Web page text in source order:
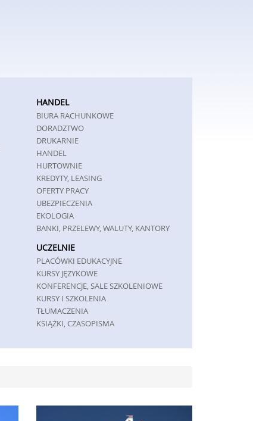
HANDEL
BIURA RACHUNKOWE
DORADZTWO
DRUKARNIE
HANDEL
HURTOWNIE
KREDYTY, LEASING
OFERTY PRACY
UBEZPIECZENIA
EKOLOGIA
BANKI, PRZELEWY, WALUTY, KANTORY
UCZELNIE
PLACÓWKI EDUKACYJNE
KURSY JĘZYKOWE
KONFERENCJE, SALE SZKOLENIOWE
KURSY I SZKOLENIA
TŁUMACZENIA
KSIĄŻKI, CZASOPISMA